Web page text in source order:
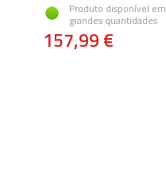
Produto disponível em
grandes quantidades
157,99 €